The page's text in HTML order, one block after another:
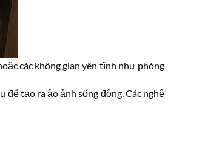
các không gian yên tĩnh như phòng
tạo ra ảo ảnh sống động. Các nghệ